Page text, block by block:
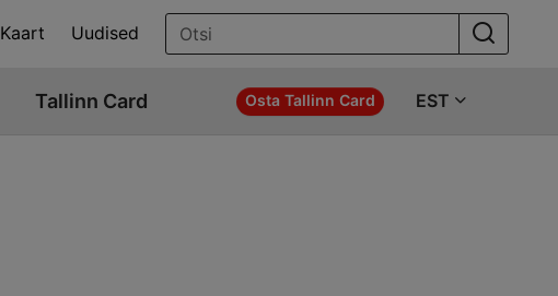
Kaart Uudised
Tallinn Card Osta Tallinn Card EST